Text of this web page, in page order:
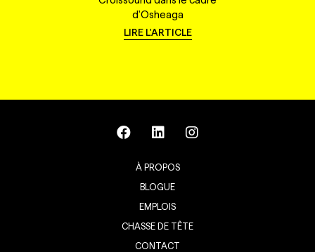
d'Osheaga
LIRE L'ARTICLE
À PROPOS
BLOGUE
EMPLOIS
CHASSE DE TÊTE
CONTACT